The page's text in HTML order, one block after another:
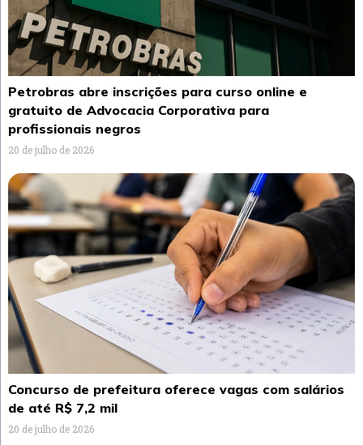
Petrobras abre inscrições para curso online e
gratuito de Advocacia Corporativa para
profissionais negros
20 de julho de 2026
Concurso de prefeitura oferece vagas com salários
de até R$ 7,2 mil
20 de julho de 2026